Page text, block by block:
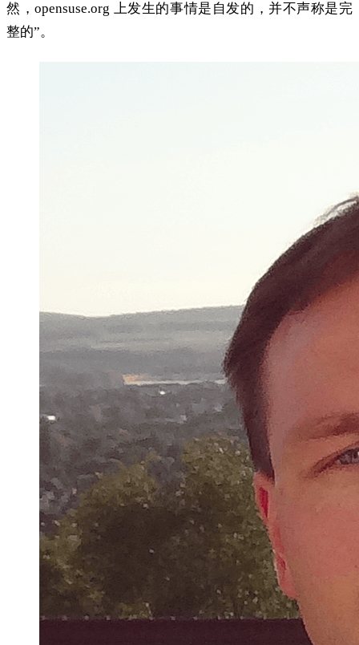
然，opensuse.org 上发生的事情是自发的，并不声称是完
整的”。